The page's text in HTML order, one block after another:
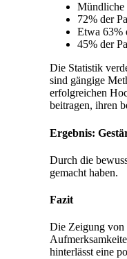
Mündliche
72% der
Etwa 63%
45% der
Die Statistik
sind gängige
erfolgreichen
beitragen, ihren
Ergebnis:
Durch die
gemacht haben.
Fazit
Die Zeigung von
hinterlässt eine